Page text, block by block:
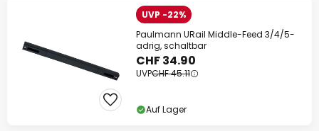
UVP -22%
Paulmann URail Middle-Feed 3/4/5-
adrig, schaltbar
CHF 34.90
UVPCHF 45.11
Auf Lager